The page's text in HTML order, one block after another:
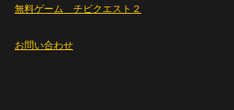
無料ゲーム チビクエスト２
お問い合わせ